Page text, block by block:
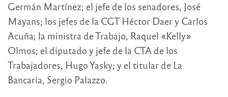
Germán Martínez; el jefe de los senadores, José
Mayans; los jefes de la CGT Héctor Daer y Carlos
Acuña; la ministra de Trabajo, Raquel «Kelly»
Olmos; el diputado y jefe de la CTA de los
Trabajadores, Hugo Yasky; y el titular de La
Bancaria, Sergio Palazzo.